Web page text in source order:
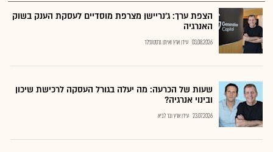
הצפת ערך: ג'נריישן מצרפת מוסדיים לעסקת הענק בשוק
האנרגיה
03.08.2026 עידן ארץ ואיתן גרסטנפלד
שעות של הכרעה: מה יעלה בגורל העסקה לרכישת שיכון
ובינוי אנרגיה?
23.07.2026 עידן ארץ ובר לביא